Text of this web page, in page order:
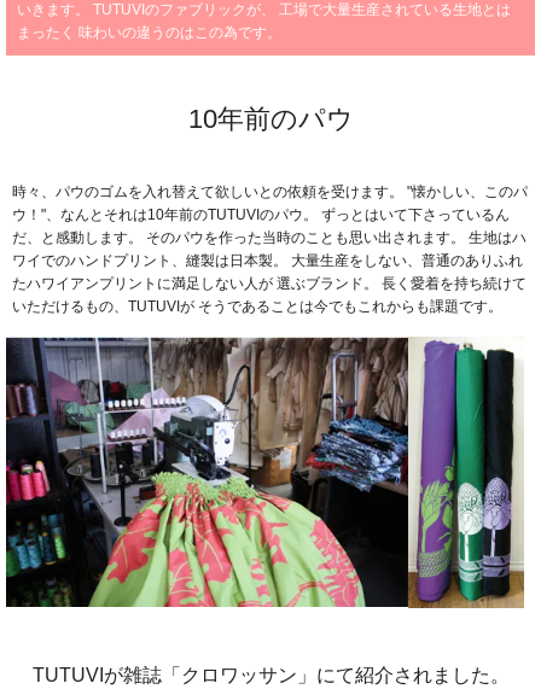
いきます。
TUTUVIのファブリックが、
工場で大量生産されている生地とは
まったく 味わいの違うのはこの為です。
10年前のパウ
時々、パウのゴムを入れ替えて欲しいとの依頼を受けます。
"懐かしい、このパ
ウ！"、なんとそれは10年前のTUTUVIのパウ。
ずっとはいて下さっているん
だ、と感動します。
そのパウを作った当時のことも思い出されます。
生地はハ
ワイでのハンドプリント、縫製は日本製。
大量生産をしない、普通のありふれ
たハワイアンプリントに満足しない人が 選ぶブランド。
長く愛着を持ち続けて
いただけるもの、TUTUVIが そうであることは今でもこれからも課題です。
TUTUVIが雑誌「クロワッサン」にて紹介されました。